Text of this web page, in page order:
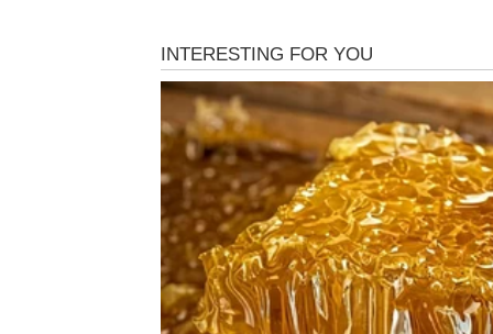
Na ljubavnom planu očekuju vas
Bik
Bikovi ulaze u jedan od najsrećnijih
priznanje, a jedna prilika omogućiće vam
U ljubavi vas očekuje mnogo nježnosti,